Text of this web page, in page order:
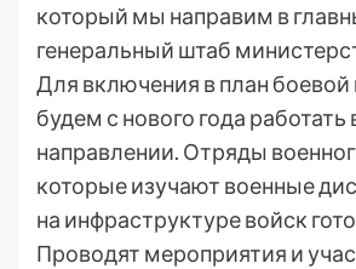
который мы направим в
генеральный штаб
Для включения в план боевой
будем с нового года работать
направлении. Отряды
которые изучают военные
на инфраструктуре войск
Проводят мероприятия и